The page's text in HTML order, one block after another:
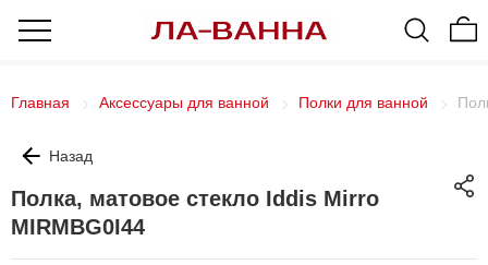
Главная Аксессуары для ванной Полки для ванной
Назад
Полка, матовое стекло Iddis Mirro
MIRMBG0I44